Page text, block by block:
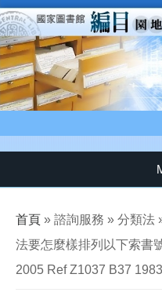
移至主內容
您在這裡
首頁 » 諮詢服務 » 分類法
法要怎麼樣排列以下索書
2005 Ref Z1037 B37